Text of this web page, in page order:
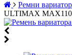
Ремни
ULTIMAX